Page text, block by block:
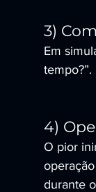
3)
Em
4)
O pior
durante